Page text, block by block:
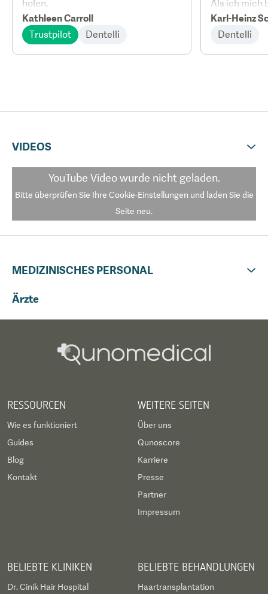
holen.
Kathleen Carroll
Trustpilot Dentelli
Als ich mich
anmeldete,
kürzester
der neuen
Obwohl ich
würde ich
Karl-Heinz
Dentelli
VIDEOS
YouTube Videowurde nicht geladen.
Bitte überprüfen Sie Ihre Cookie-Einstellungen und laden Sie die
Seite neu.
MEDIZINISCHES PERSONAL
Ärzte
RESSOURCEN
Wie es funktioniert
Guides
Blog
Kontakt
WEITERE SEITEN
Über uns
Qunoscore
Karriere
Presse
Partner
Impressum
BELIEBTE KLINIKEN
Dr. Cinik Hair Hospital
BELIEBTE BEHANDLUNGEN
Haartransplantation